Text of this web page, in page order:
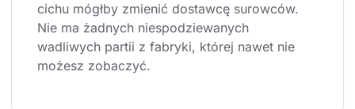
cichu mógłby zmienić dostawcę surowców.
Nie ma żadnych niespodziewanych
wadliwych partii z fabryki, której nawet nie
możesz zobaczyć.